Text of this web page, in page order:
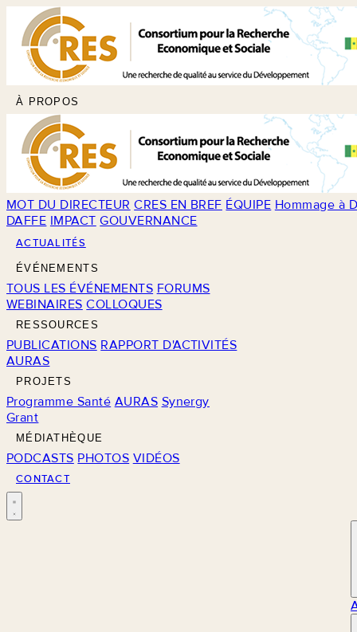
À PROPOS
MOT DU DIRECTEUR CRES EN BREF ÉQUIPE Hommage à
DAFFE IMPACT GOUVERNANCE
ACTUALITÉS
ÉVÉNEMENTS
TOUS LES ÉVÉNEMENTS FORUMS
WEBINAIRES COLLOQUES
RESSOURCES
PUBLICATIONS RAPPORT D'ACTIVITÉS
AURAS
PROJETS
Programme Santé AURAS Synergy
Grant
MÉDIATHÈQUE
PODCASTS PHOTOS VIDÉOS
CONTACT